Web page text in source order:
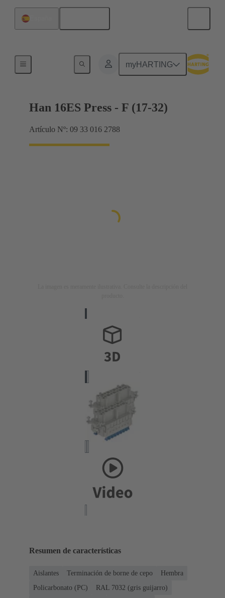
myHARTING
Corrientes hasta 16 A
Han 16ES Press - F (17-32)
Artículo Nº: 09 33 016 2788
Resumen de características
Aislantes Terminación de borne de cepo
Hembra
Policarbonato (PC)
RAL 7032 (gris guijarro)